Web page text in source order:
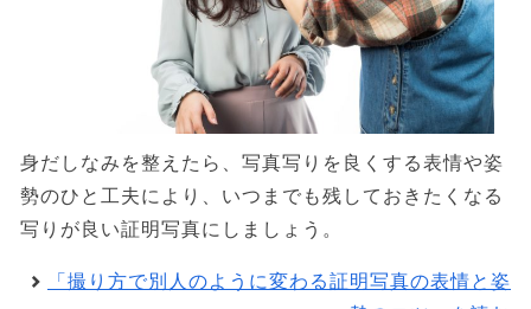
身だしなみを整えたら、写真写りを良くする表情や姿
勢のひと工夫により、いつまでも残しておきたくなる
写りが良い証明写真にしましょう。
「撮り方で別人のように変わる証明写真の表情と姿